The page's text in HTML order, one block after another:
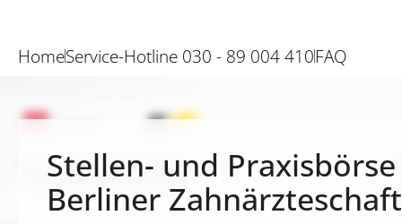
HomeService-Hotline 030 - 89 004 410FAQ
Stellen- und
Berliner Zahnärzteschaft